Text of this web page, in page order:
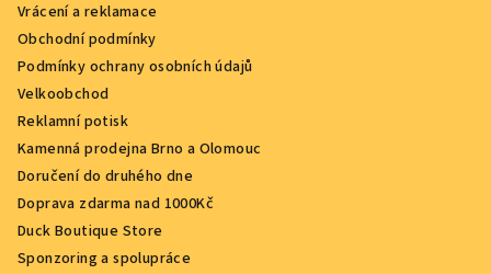
Vrácení a reklamace
Obchodní podmínky
Podmínky ochrany osobních údajů
Velkoobchod
Reklamní potisk
Kamenná prodejna Brno a Olomouc
Doručení do druhého dne
Doprava zdarma nad 1000Kč
Duck Boutique Store
Sponzoring a spolupráce